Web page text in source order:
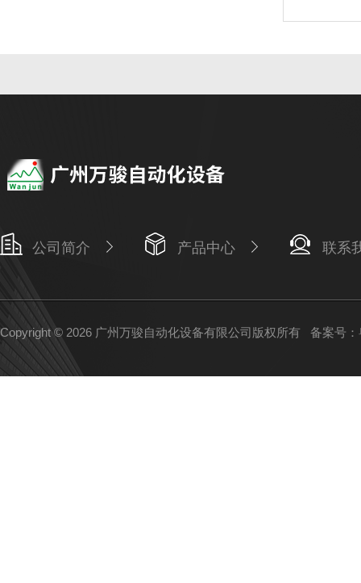
公司简介 产品中心 联系
Copyright © 2026 广州万骏自动化设备有限公司版权所有 备案号